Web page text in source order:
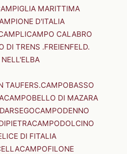
MARITTIMA
D'ITALIA
CAMPO CALABRO
DI TRENS .FREIENFELD.
TAUFERS.CAMPOBASSO
CAMPOBELLO DI MAZARA
CAMPODENNO
CAMPODOLCINO
DI FITALIA
CAMPOFILONE